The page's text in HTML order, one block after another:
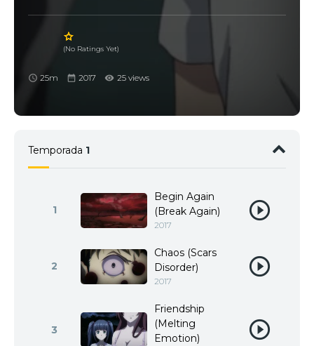
(No Ratings Yet)
25m 2017 25 views
Temporada 1
1
Begin Again
(Break Again)
2017
2
Chaos (Scars
Disorder)
2017
3
Friendship
(Melting
Emotion)